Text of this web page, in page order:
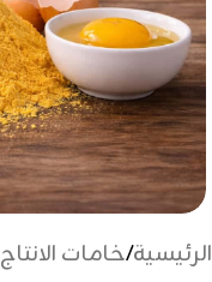
الرئيسية/خامات الانتاج